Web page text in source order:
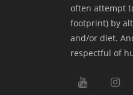
often attempt
footprint) by
and/or diet.
respectful of